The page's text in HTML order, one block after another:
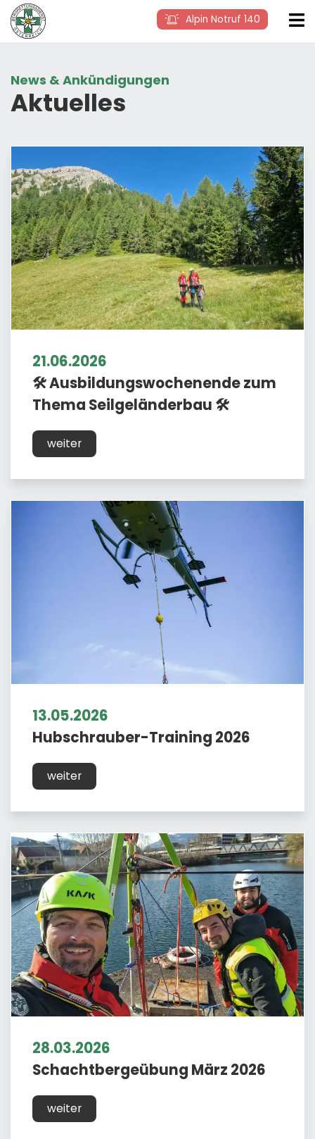
Alpin Notruf 140
News & Ankündigungen
Aktuelles
21.06.2026
🛠️ Ausbildungswochenende zum
Thema Seilgeländerbau 🛠️
weiter
13.05.2026
Hubschrauber-Training 2026
weiter
28.03.2026
Schachtbergeübung März 2026
weiter